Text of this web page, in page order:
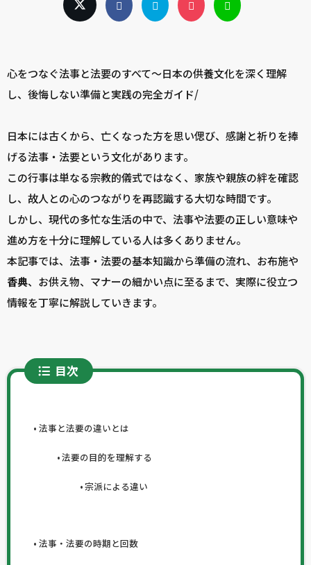
心をつなぐ法事と法要のすべて〜日本の供養文化を深く理解
し、後悔しない準備と実践の完全ガイド/
日本には古くから、亡くなった方を思い偲び、感謝と祈りを捧
げる法事・法要という文化があります。
この行事は単なる宗教的儀式ではなく、家族や親族の絆を確認
し、故人との心のつながりを再認識する大切な時間です。
しかし、現代の多忙な生活の中で、法事や法要の正しい意味や
進め方を十分に理解している人は多くありません。
本記事では、法事・法要の基本知識から準備の流れ、お布施や
香典、お供え物、マナーの細かい点に至るまで、実際に役立つ
情報を丁寧に解説していきます。
目次
法事と法要の違いとは
法要の目的を理解する
宗派による違い
法事・法要の時期と回数